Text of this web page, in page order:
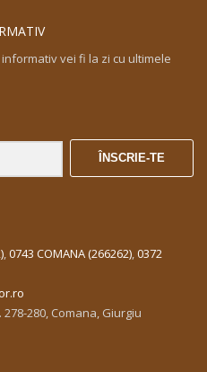
vei fi la zi cu ultimele
ÎNSCRIE-TE
0743 COMANA (266262) 0372
280, Comana, Giurgiu